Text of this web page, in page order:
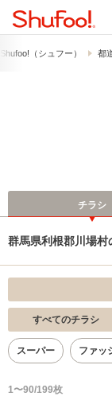
（シュフー） 都
チラシ
群馬県利根郡川場村
すべてのチラシ
スーパー ファッ
1〜90/199枚